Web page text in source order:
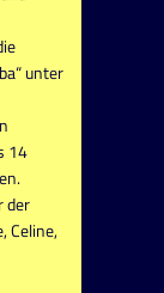
unter
14
der
Celine,